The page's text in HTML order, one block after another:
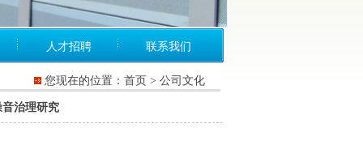
人才招聘 联系我们
您现在的位置：首页 > 公司文化
治理研究